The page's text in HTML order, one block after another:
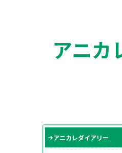
アニカ
アニカレダイアリー